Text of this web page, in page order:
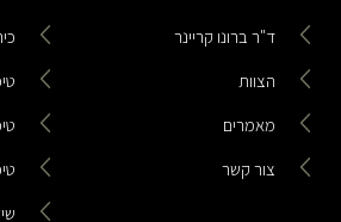
ד"ר ברונו קריינר
הצוות
מאמרים
צור קשר